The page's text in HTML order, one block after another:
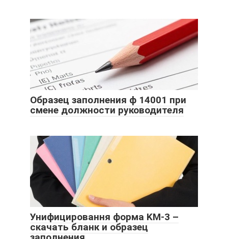
Образец заполнения ф 14001 при
смене должности руководителя
Унифицировання форма KM-3 –
скачать бланк и образец